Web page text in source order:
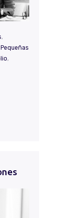
,
Pequeñas
,